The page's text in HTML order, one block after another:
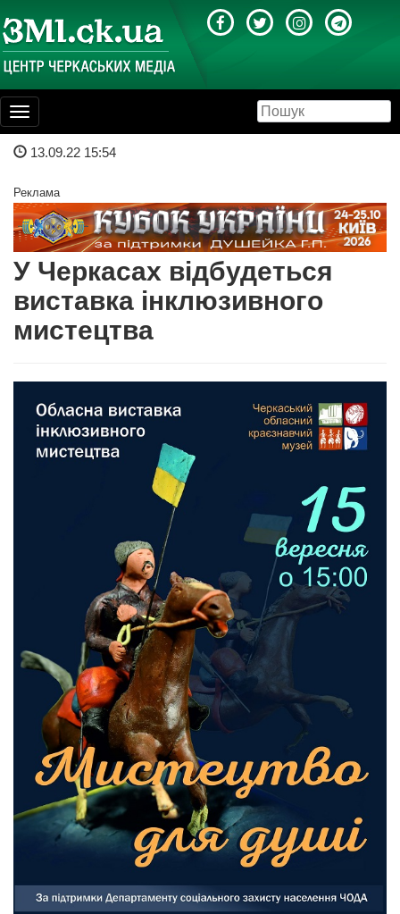
Toggle
navigation
13.09.22 15:54
Реклама
У Черкасах відбудеться
виставка інклюзивного
мистецтва